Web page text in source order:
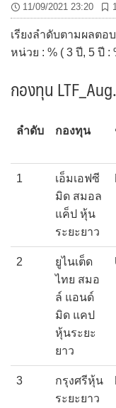
11/09/2021 23:20
เรียงลำดับตามผลตอ
หน่วย : % ( 3 ปี, 5 ปี :
กองทุน
ลำดับ กองทุน
1
เอ็มเอฟซี
มิด สมอล
แค็ป หุ้น
ระยะยาว
2
ยูไนเต็ด
ไทย สมอ
ล์ แอนด์
มิด แคป
หุ้นระยะ
ยาว
3
กรุงศรีหุ้น
ระยะยาว